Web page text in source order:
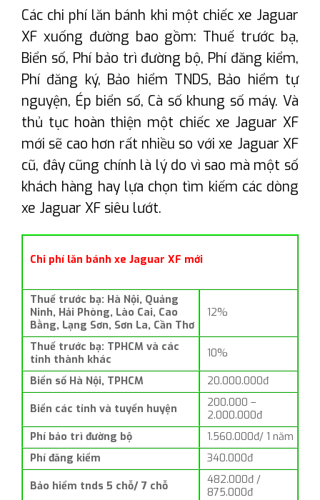
Các chi phí lăn bánh khi một chiếc xe Jaguar
XF xuống đường bao gồm: Thuế trước bạ,
Biển số, Phí bảo trì đường bộ, Phí đăng kiểm,
Phí đăng ký, Bảo hiểm TNDS, Bảo hiểm tự
nguyện, Ép biển số, Cà số khung số máy. Và
thủ tục hoàn thiện một chiếc xe Jaguar XF
mới sẽ cao hơn rất nhiều so với xe Jaguar XF
cũ, đây cũng chính là lý do vì sao mà một số
khách hàng hay lựa chọn tìm kiếm các dòng
xe Jaguar XF siêu lướt.
Chi phí lăn bánh xe Jaguar XF mới
Thuế trước bạ: Hà Nội, Quảng
Ninh, Hải Phòng, Lào Cai, Cao
Bằng, Lạng Sơn, Sơn La, Cần Thơ
12%
Thuế trước bạ: TPHCM và các
tỉnh thành khác
10%
Biển số Hà Nội, TPHCM 20.000.000đ
Biển các tỉnh và tuyến huyện
200.000 –
2.000.000đ
Phí bảo trì đường bộ
1.560.000đ/ 1 năm
Phí đăng kiểm
340.000đ
Bảo hiểm tnds 5 chỗ/ 7 chỗ
482.000đ /
875.000đ